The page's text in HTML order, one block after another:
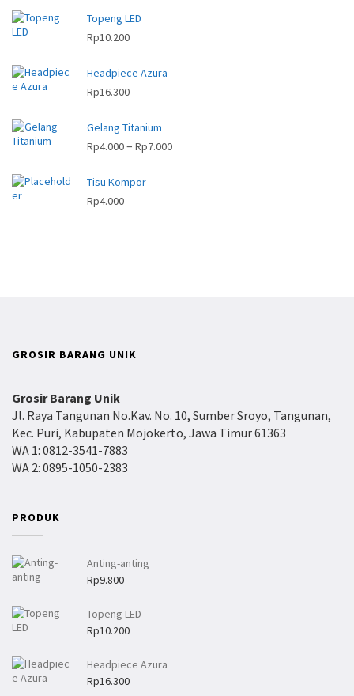
Topeng LED
Rp10.200
Headpiece Azura
Rp16.300
Gelang Titanium
Rp4.000– Rp7.000R
p
4
Tisu Kompor
Rp4.000
GROSIR BARANG UNIK
Grosir Barang Unik
Jl. Raya Tangunan No.Kav. No. 10, Sumber Sroyo, Tangunan,
Kec. Puri, Kabupaten Mojokerto, Jawa Timur 61363
WA 1: 0812-3541-7883
WA 2: 0895-1050-2383
PRODUK
Anting-anting
Rp9.800
Topeng LED
Rp10.200
Headpiece Azura
Rp16.300